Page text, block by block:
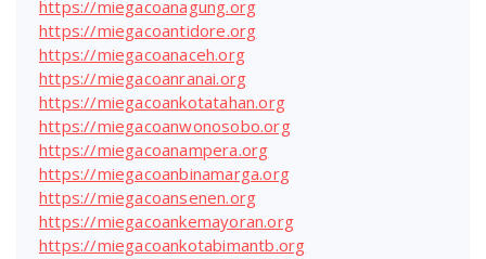
https://miegacoanagung.org
https://miegacoantidore.org
https://miegacoanaceh.org
https://miegacoanranai.org
https://miegacoankotatahan.org
https://miegacoanwonosobo.org
https://miegacoanampera.org
https://miegacoanbinamarga.org
https://miegacoansenen.org
https://miegacoankemayoran.org
https://miegacoankotabimantb.org